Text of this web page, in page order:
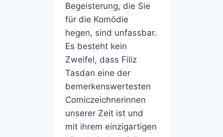
Begeisterung, die Sie
für die Komödie
hegen, sind unfassbar.
Es besteht kein
Zweifel, dass Filiz
Tasdan eine der
bemerkenswertesten
Comiczeichnerinnen
unserer Zeit ist und
mit ihrem einzigartigen